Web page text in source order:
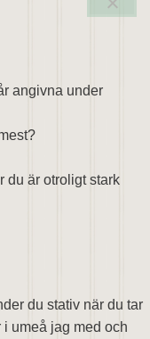
angivna under
du är otroligt stark
du stativ när du tar
umeå jag med och